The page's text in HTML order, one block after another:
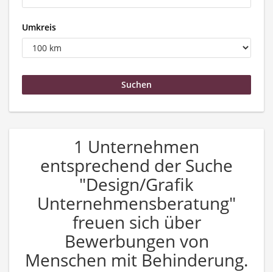
Umkreis
1 Unternehmen
entsprechend der Suche
"Design/Grafik
Unternehmensberatung"
freuen sich über
Bewerbungen von
Menschen mit Behinderung.